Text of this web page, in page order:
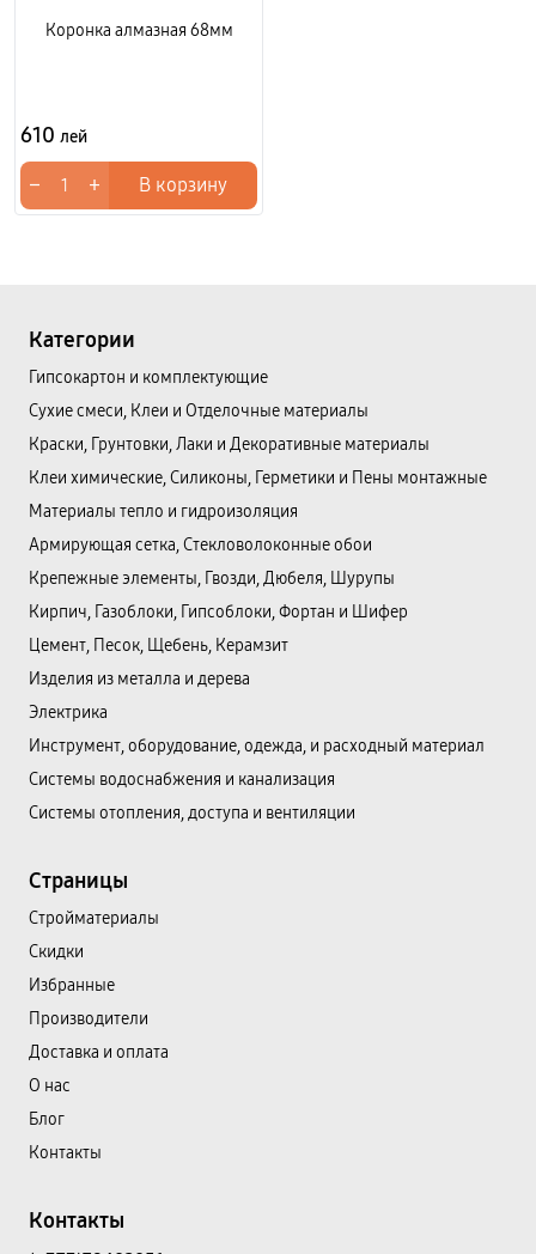
Коронка алмазная 68мм
610 лей
− + В корзину
Категории
Гипсокартон и комплектующие
Сухие смеси, Клеи и Отделочные материалы
Краски, Грунтовки, Лаки и Декоративные материалы
Клеи химические, Силиконы, Герметики и Пены монтажные
Материалы тепло и гидроизоляция
Армирующая сетка, Стекловолоконные обои
Крепежные элементы, Гвозди, Дюбеля, Шурупы
Кирпич, Газоблоки, Гипсоблоки, Фортан и Шифер
Цемент, Песок, Щебень, Керамзит
Изделия из металла и дерева
Электрика
Инструмент, оборудование, одежда, и расходный материал
Системы водоснабжения и канализация
Системы отопления, доступа и вентиляции
Страницы
Cтройматериалы
Скидки
Избранные
Производители
Доставка и оплата
О нас
Блог
Контакты
Контакты